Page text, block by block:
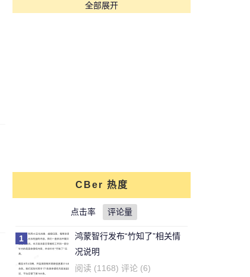
对文章: 快压发布告用户书 称国产软件生
了。。。。
对文章: 你还能活多久？这个寿命计算器
可以给出答案 的评论
牛天王
刚看完王老吉的贴，刚下的
结论，老鼠实验不适用于
人。
全部展开
CBer 热度
点击率 评论量
1
鸿蒙智行发布“竹知了”相关情
况说明
阅读 (1168) 评论 (6)